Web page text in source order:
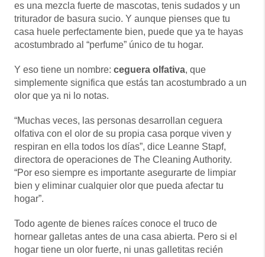
es una mezcla fuerte de mascotas, tenis sudados y un
triturador de basura sucio. Y aunque pienses que tu
casa huele perfectamente bien, puede que ya te hayas
acostumbrado al “perfume” único de tu hogar.
Y eso tiene un nombre: ceguera olfativa, que
simplemente significa que estás tan acostumbrado a un
olor que ya ni lo notas.
“Muchas veces, las personas desarrollan ceguera
olfativa con el olor de su propia casa porque viven y
respiran en ella todos los días”, dice Leanne Stapf,
directora de operaciones de The Cleaning Authority.
“Por eso siempre es importante asegurarte de limpiar
bien y eliminar cualquier olor que pueda afectar tu
hogar”.
Todo agente de bienes raíces conoce el truco de
hornear galletas antes de una casa abierta. Pero si el
hogar tiene un olor fuerte, ni unas galletitas recién